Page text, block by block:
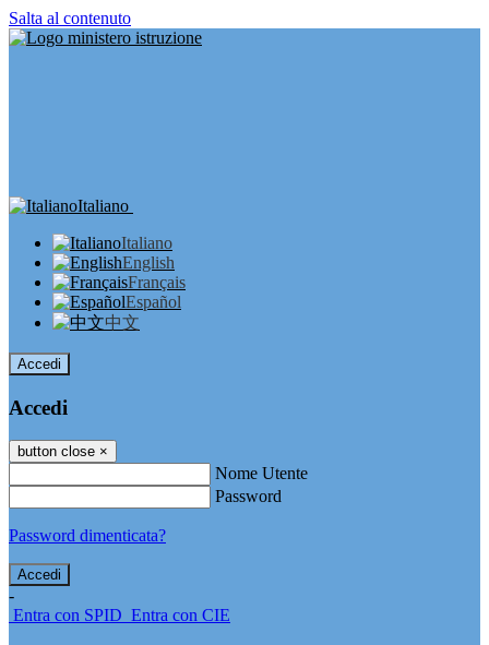
Salta al contenuto
Italiano
Italiano
English
Français
Español
中文
Accedi
Accedi
button close ×
Nome Utente
Password
Password dimenticata?
-
Entra con SPID Entra con CIE